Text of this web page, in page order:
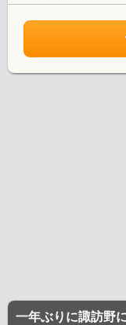
一年ぶりに諏訪野